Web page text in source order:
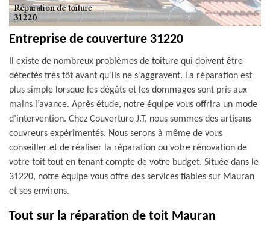
Entreprise de couverture 31220
Il existe de nombreux problèmes de toiture qui doivent être
détectés très tôt avant qu'ils ne s'aggravent. La réparation est
plus simple lorsque les dégâts et les dommages sont pris aux
mains l’avance. Après étude, notre équipe vous offrira un mode
d’intervention. Chez Couverture J.T, nous sommes des artisans
couvreurs expérimentés. Nous serons à même de vous
conseiller et de réaliser la réparation ou votre rénovation de
votre toit tout en tenant compte de votre budget. Située dans le
31220, notre équipe vous offre des services fiables sur Mauran
et ses environs.
Tout sur la réparation de toit Mauran